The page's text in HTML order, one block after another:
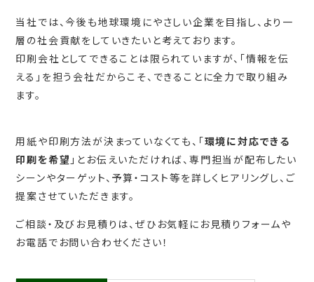
当社では、今後も地球環境にやさしい企業を目指し、より一
層の社会貢献をしていきたいと考えております。
印刷会社としてできることは限られていますが、「情報を伝
える」を担う会社だからこそ、できることに全力で取り組み
ます。
用紙や印刷方法が決まっていなくても、「環境に対応できる
印刷を希望 」とお伝えいただければ、専門担当が配布したい
シーンやターゲット、予算・コスト等を詳しくヒアリングし、ご
提案させていただきます。
ご相談・及びお見積りは、ぜひお気軽にお見積りフォームや
お電話でお問い合わせください！